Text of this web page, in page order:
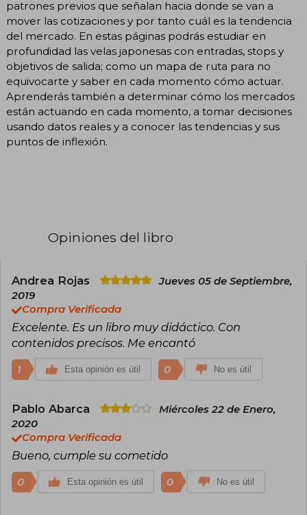
patrones previos que señalan hacia donde se van a
mover las cotizaciones y por tanto cuál es la tendencia
del mercado. En estas páginas podrás estudiar en
profundidad las velas japonesas con entradas, stops y
objetivos de salida; como un mapa de ruta para no
equivocarte y saber en cada momento cómo actuar.
Aprenderás también a determinar cómo los mercados
están actuando en cada momento, a tomar decisiones
usando datos reales y a conocer las tendencias y sus
puntos de inflexión.
Opiniones del libro
Andrea Rojas
Jueves 05 de Septiembre,
2019
Compra Verificada
Excelente. Es un libro muy didáctico. Con
contenidos precisos. Me encantó
1 Esta opinión es útil 0 No es útil
Pablo Abarca
Miércoles 22 de Enero,
2020
Compra Verificada
Bueno, cumple su cometido
0 Esta opinión es útil 0 No es útil